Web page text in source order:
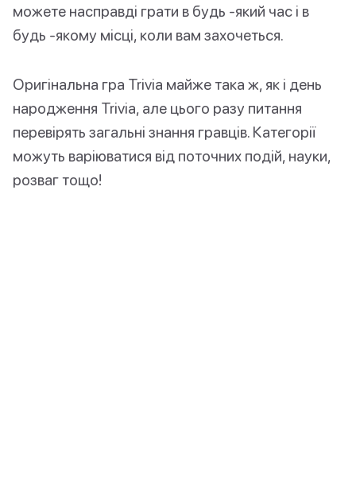
можете насправді грати в будь -який час і в
будь -якому місці, коли вам захочеться.
Оригінальна гра Trivia майже така ж, як і день
народження Trivia, але цього разу питання
перевірять загальні знання гравців. Категорії
можуть варіюватися від поточних подій, науки,
розваг тощо!